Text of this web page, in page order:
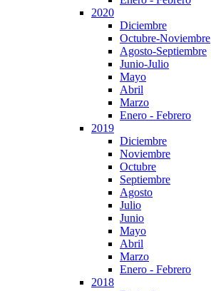
2020
Diciembre
Octubre-Noviembre
Agosto-Septiembre
Junio-Julio
Mayo
Abril
Marzo
Enero - Febrero
2019
Diciembre
Noviembre
Octubre
Septiembre
Agosto
Julio
Junio
Mayo
Abril
Marzo
Enero - Febrero
2018